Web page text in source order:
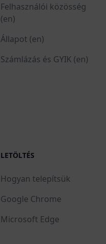
Felhasználói közösség
(en)
Állapot (en)
Számlázás és GYIK (en)
LETÖLTÉS
Hogyan telepítsük
Google Chrome
Microsoft Edge